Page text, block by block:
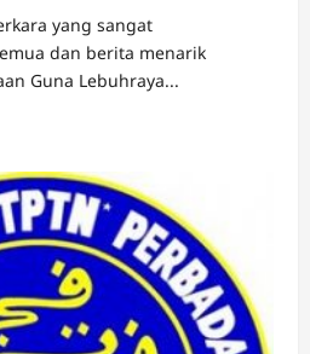
yang sangat
dan berita menarik
Guna Lebuhraya...